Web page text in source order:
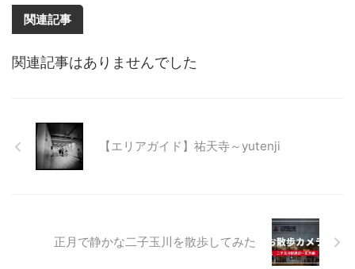
関連記事
関連記事はありませんでした
【エリアガイド】祐天寺～yutenji
正月で静かな二子玉川を散歩してみた